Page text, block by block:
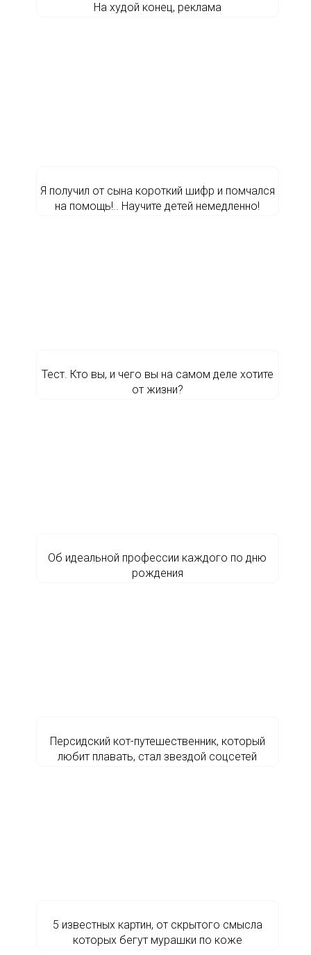
На худой конец, реклама
Я получил от сына короткий шифр и помчался
на помощь!.. Научите детей немедленно!
Тест. Кто вы, и чего вы на самом деле хотите
от жизни?
Об идеальной профессии каждого по дню
рождения
Персидский кот-путешественник, который
любит плавать, стал звездой соцсетей
5 известных картин, от скрытого смысла
которых бегут мурашки по коже